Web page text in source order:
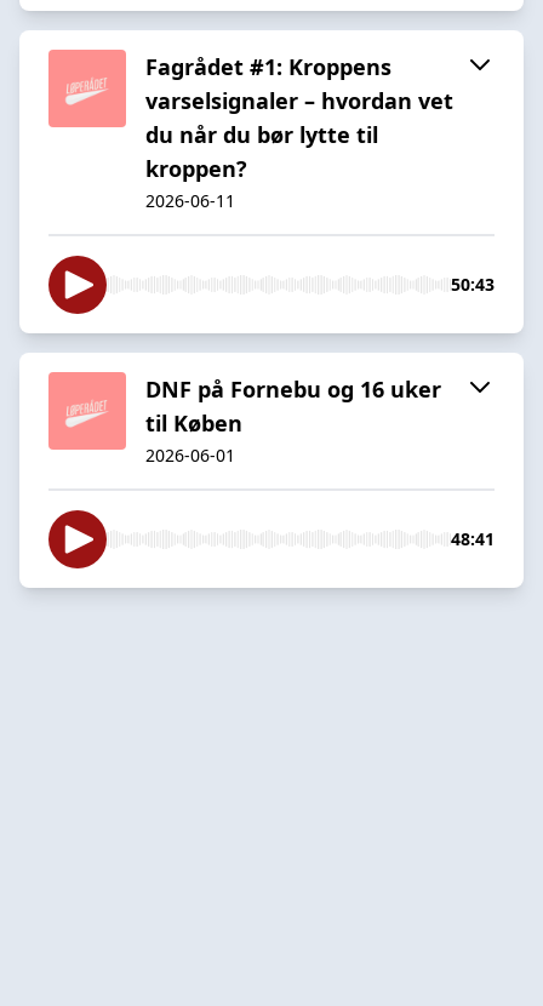
Fagrådet #1: Kroppens
varselsignaler – hvordan vet
du når du bør lytte til
kroppen?
2026-06-11
50:43
DNF på Fornebu og 16 uker
til Køben
2026-06-01
48:41